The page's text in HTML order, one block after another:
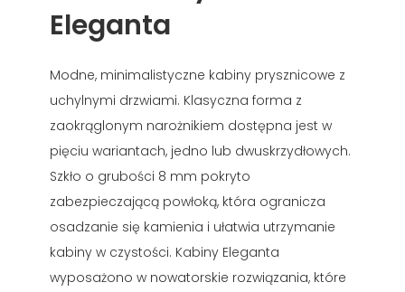
Eleganta
Modne, minimalistyczne kabiny prysznicowe z
uchylnymi drzwiami. Klasyczna forma z
zaokrąglonym narożnikiem dostępna jest w
pięciu wariantach, jedno lub dwuskrzydłowych.
Szkło o grubości 8 mm pokryto
zabezpieczającą powłoką, która ogranicza
osadzanie się kamienia i ułatwia utrzymanie
kabiny w czystości. Kabiny Eleganta
wyposażono w nowatorskie rozwiązania, które